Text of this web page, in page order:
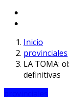
Inicio
provinciales
LA TOMA:
definitivas